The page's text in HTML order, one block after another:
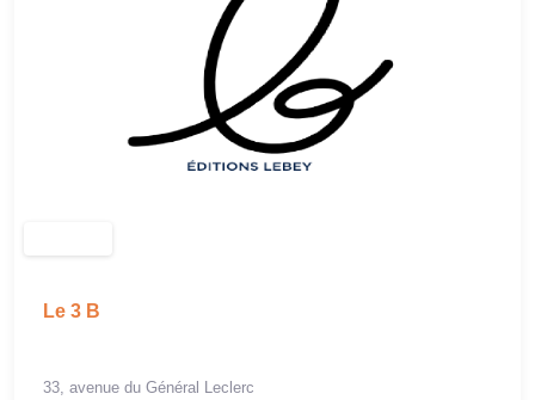
Le 3 B
33, avenue du Général Leclerc